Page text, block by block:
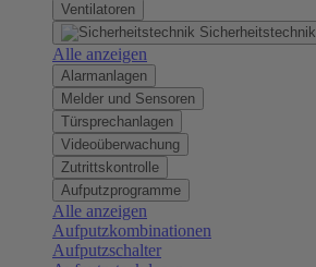
Ventilatoren
Sicherheitstechnik
Alle anzeigen
Alarmanlagen
Melder und Sensoren
Türsprechanlagen
Videoüberwachung
Zutrittskontrolle
Aufputzprogramme
Alle anzeigen
Aufputzkombinationen
Aufputzschalter